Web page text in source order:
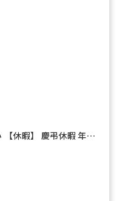
【休暇】 慶弔休暇 年末